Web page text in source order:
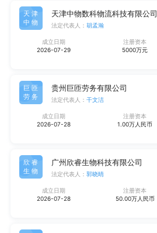
天津
中物
天津中物数科物流科技有限公司
法定代表人： 胡孟瀚
成立日期
2026-07-29
注册资本
5000万元
巨匝
劳务
贵州巨匝劳务有限公司
法定代表人： 干文洁
成立日期
2026-07-28
注册资本
1.00万人民币
欣睿
生物
广州欣睿生物科技有限公司
法定代表人： 郭晓晴
成立日期
2026-07-28
注册资本
50.00万人民币